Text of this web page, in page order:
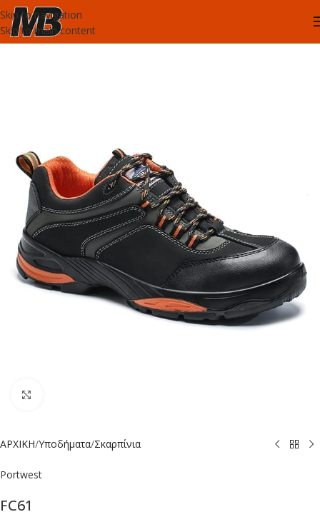
Skip to navigation
Skip to main content
ΑΡΧΙΚΗ/Υποδήματα/Σκαρπίνια
Portwest
FC61